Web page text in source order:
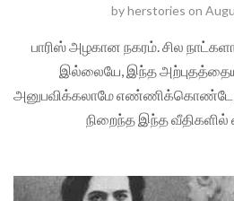
byherstories on
பாரிஸ் அழகான நகரம். சில
இல்லையே, இந்த
அனுபவிக்கலாமே எண்ணிக்கொண்டே,
நிறைந்த இந்த